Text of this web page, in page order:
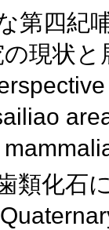
第四紀
現状
類化石